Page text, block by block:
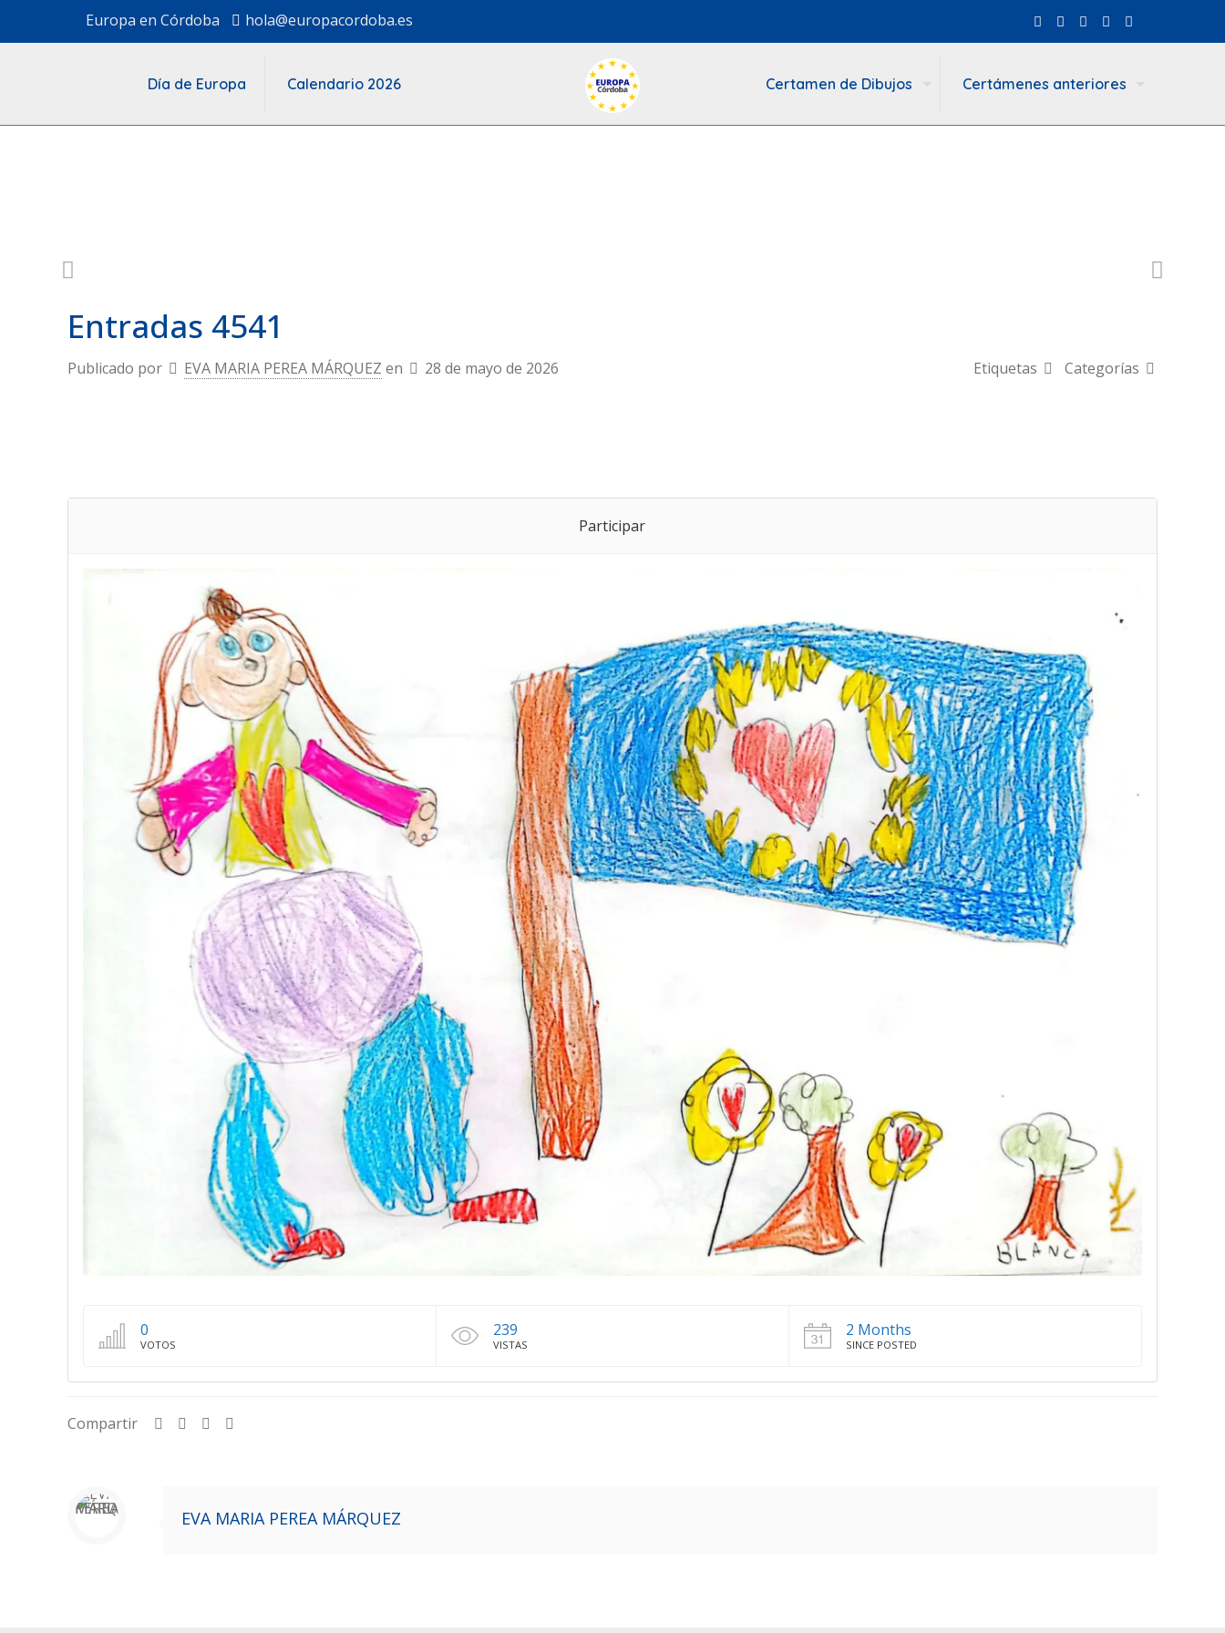
Europa en Córdoba hola@europacordoba.es
Día de Europa Calendario 2026 Certamen de Dibujos Certámenes anteriores
Entradas 4541
Publicado por EVA MARIA PEREA MÁRQUEZ en 28 de mayo de 2026 Categorías
Etiquetas
Participar
0
VOTOS
239
VISTAS
2 Months
SINCE POSTED
Compartir
EVA MARIA PEREA MÁRQUEZ